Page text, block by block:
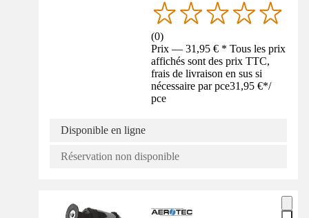
(0)
Prix — 31,95 € * Tous les prix
affichés sont des prix TTC,
frais de livraison en sus si
nécessaire par pce31,95 €*/
pce
Disponible en ligne
Réservation non disponible